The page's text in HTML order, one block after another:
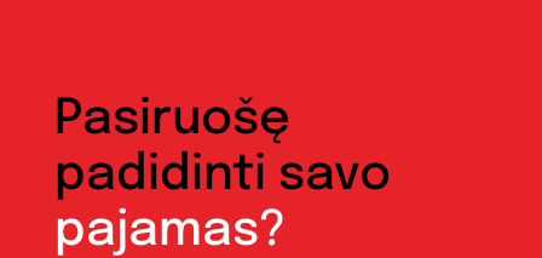
Pasiruošę
padidinti savo
pajamas?